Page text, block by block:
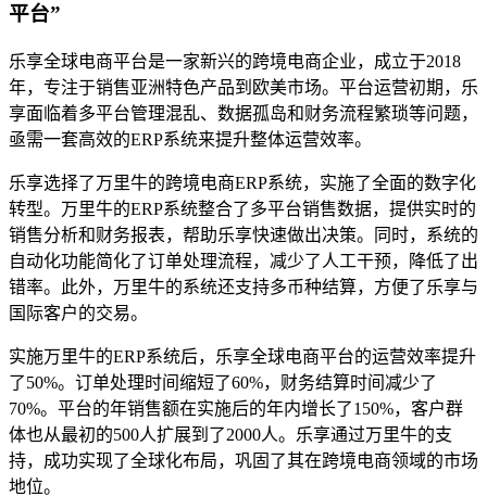
平台”
乐享全球电商平台是一家新兴的跨境电商企业，成立于2018
年，专注于销售亚洲特色产品到欧美市场。平台运营初期，乐
享面临着多平台管理混乱、数据孤岛和财务流程繁琐等问题，
亟需一套高效的ERP系统来提升整体运营效率。
乐享选择了万里牛的跨境电商ERP系统，实施了全面的数字化
转型。万里牛的ERP系统整合了多平台销售数据，提供实时的
销售分析和财务报表，帮助乐享快速做出决策。同时，系统的
自动化功能简化了订单处理流程，减少了人工干预，降低了出
错率。此外，万里牛的系统还支持多币种结算，方便了乐享与
国际客户的交易。
实施万里牛的ERP系统后，乐享全球电商平台的运营效率提升
了50%。订单处理时间缩短了60%，财务结算时间减少了
70%。平台的年销售额在实施后的年内增长了150%，客户群
体也从最初的500人扩展到了2000人。乐享通过万里牛的支
持，成功实现了全球化布局，巩固了其在跨境电商领域的市场
地位。